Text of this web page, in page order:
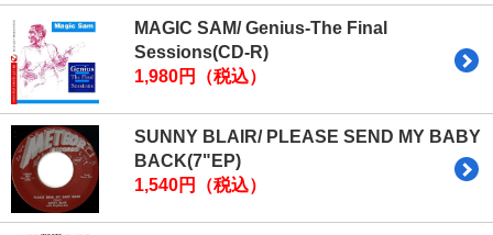
MAGIC SAM/ Genius-The Final
Sessions(CD-R)
1,980円（税込）
SUNNY BLAIR/ PLEASE SEND MY BABY
BACK(7"EP)
1,540円（税込）